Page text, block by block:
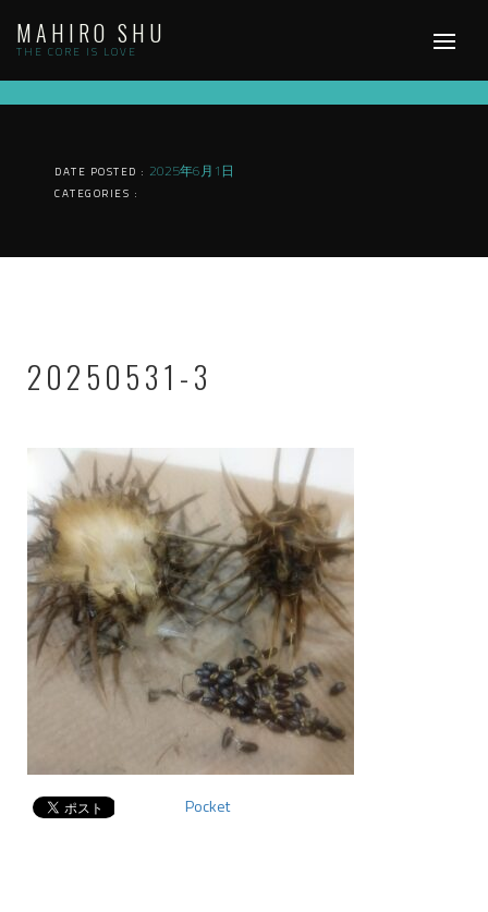
content
MAHIRO SHU
THE CORE IS LOVE
DATE POSTED : 2025年6月1日
CATEGORIES :
20250531-3
Pocket